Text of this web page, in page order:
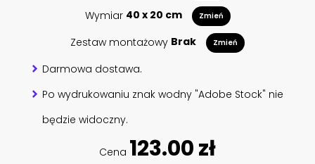
Wymiar 40 x 20 cm Zmień
Zestaw montażowy Brak Zmień
Darmowa dostawa.
Po wydrukowaniu znak wodny "Adobe Stock" nie
będzie widoczny.
Cena 123.00 zł